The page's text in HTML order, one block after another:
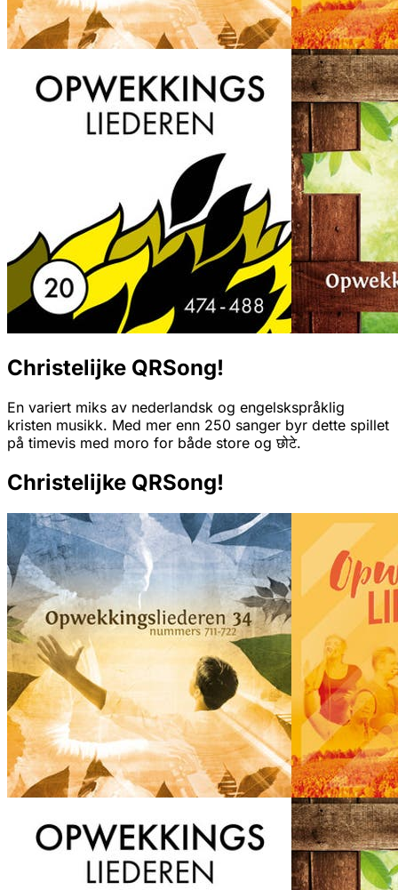
Christelijke QRSong!
En variert miks av nederlandsk og engelskspråklig
kristen musikk. Med mer enn 250 sanger byr dette spillet
på timevis med moro for både store og छोटे.
Christelijke QRSong!